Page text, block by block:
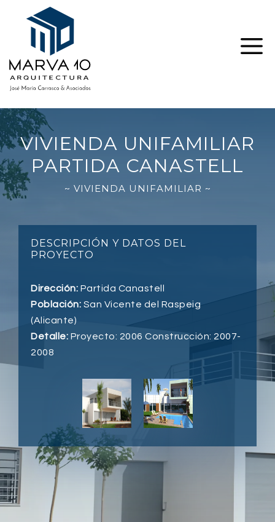
VIVIENDA UNIFAMILIAR
PARTIDA CANASTELL
~ VIVIENDA UNIFAMILIAR ~
DESCRIPCIÓN Y DATOS DEL
PROYECTO
Dirección: Partida Canastell
Población: San Vicente del Raspeig
(Alicante)
Detalle: Proyecto: 2006 Construcción: 2007-
2008